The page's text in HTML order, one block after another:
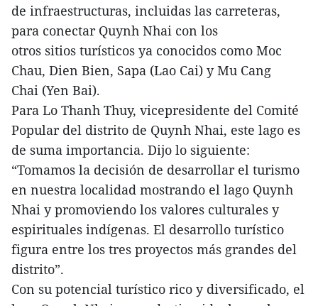
de infraestructuras, incluidas las carreteras,
para conectar Quynh Nhai con los
otros sitios turísticos ya conocidos como Moc
Chau, Dien Bien, Sapa (Lao Cai) y Mu Cang
Chai (Yen Bai).
Para Lo Thanh Thuy, vicepresidente del Comité
Popular del distrito de Quynh Nhai, este lago es
de suma importancia. Dijo lo siguiente:
“Tomamos la decisión de desarrollar el turismo
en nuestra localidad mostrando el lago Quynh
Nhai y promoviendo los valores culturales y
espirituales indígenas. El desarrollo turístico
figura entre los tres proyectos más grandes del
distrito”.
Con su potencial turístico rico y diversificado, el